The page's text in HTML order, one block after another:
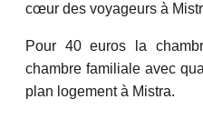
cœur des voyageurs à
Pour 40 euros la
chambre familiale avec
plan logement à Mistra.